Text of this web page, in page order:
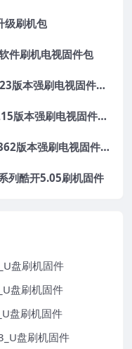
级刷机包
件刷机电视固件包
TCL电视V8-S38AT01-LF1V123版本强刷电视固件包下载
TCL电视V8-RT95001-LF1V215版本强刷电视固件包下载
TCL电视V8-0MT5508-LF1V362版本强刷电视固件包下载
列酷开5.05刷机固件
盘刷机固件
盘刷机固件
盘刷机固件
盘刷机固件